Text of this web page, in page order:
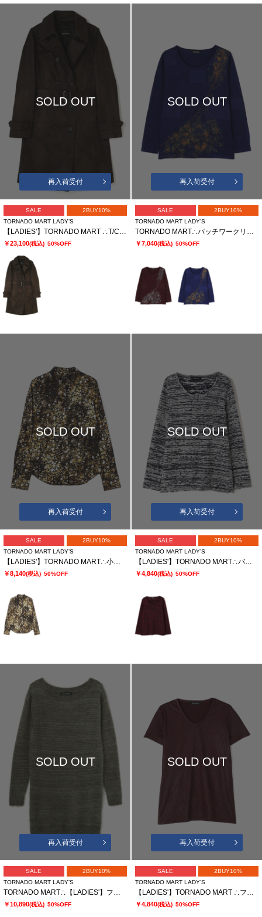
SOLD OUT
再入荷受付
SALE
2BUY10%
TORNADO MART LADY’S
【LADIES'】TORNADO MART ∴T/Cスエードトレンチコート? ?
￥23,100(税込) 50%OFF
SOLD OUT
再入荷受付
SALE
2BUY10%
TORNADO MART LADY’S
TORNADO MART∴パッチワークリンクスプリントカットソー
￥7,040(税込) 50%OFF
SOLD OUT
再入荷受付
SALE
2BUY10%
TORNADO MART LADY’S
【LADIES'】TORNADO MART∴小花ストレッチ プリントシャツ
￥8,140(税込) 50%OFF
SOLD OUT
再入荷受付
SALE
2BUY10%
TORNADO MART LADY’S
【LADIES'】TORNADO MART∴バブリーパイルUネックプルオーバー
￥4,840(税込) 50%OFF
SOLD OUT
再入荷受付
SALE
2BUY10%
TORNADO MART LADY’S
￥10,890(税込) 50%OFF
SOLD OUT
再入荷受付
SALE
2BUY10%
TORNADO MART LADY’S
￥4,840(税込) 50%OFF